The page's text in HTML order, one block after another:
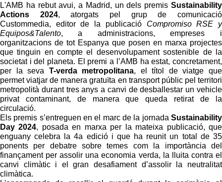
L'AMB ha rebut avui, a Madrid, un dels premis Sustainability
Actions 2024, atorgats pel grup de comunicació
Custommedia, editor de la publicació Compromiso RSE y
Equipos&Talento, a administracions, empreses i
organitzacions de tot Espanya que posen en marxa projectes
que tinguin en compte el desenvolupament sostenible de la
societat i del planeta. El premi a l’AMB ha estat, concretament,
per la seva T-verda metropolitana, el títol de viatge que
permet viatjar de manera gratuïta en transport públic pel territori
metropolità durant tres anys a canvi de desballestar un vehicle
privat contaminant, de manera que queda retirat de la
circulació.
Els premis s’entreguen en el marc de la jornada Sustainability
Day 2024, posada en marxa per la mateixa publicació, que
enguany celebra la 4a edició i que ha reunit un total de 35
ponents per debatre sobre temes com la importància del
finançament per assolir una economia verda, la lluita contra el
canvi climàtic i el gran desafiament d’assolir la neutralitat
climàtica.